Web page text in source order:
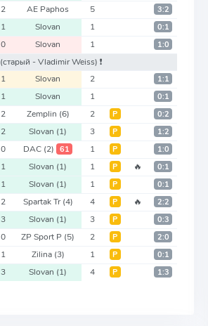
2 AE Paphos 5 3:2
1 Slovan 1 0:1
0 Slovan 1 1:0
(старый - Vladimir Weiss) ❗️
1 Slovan 2 1:1
1 Slovan 1 0:1
2 Zemplin (6) 2 Р 0:2
2 Slovan (1) 3 Р 1:2
0 DAC (2) 61 1 Р 1:0
1 Slovan (1) 1 Р 🔥 0:1
1 Slovan (1) 1 Р 0:1
2 Spartak Tr(4) 4 Р 🔥 2:2
3 Slovan (1) 3 Р 0:3
0 ZP Sport P (5) 2 Р 2:0
1 Zilina (3) 1 Р 0:1
3 Slovan (1) 4 Р 1:3